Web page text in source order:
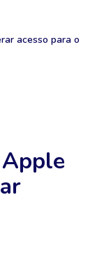
acesso para o